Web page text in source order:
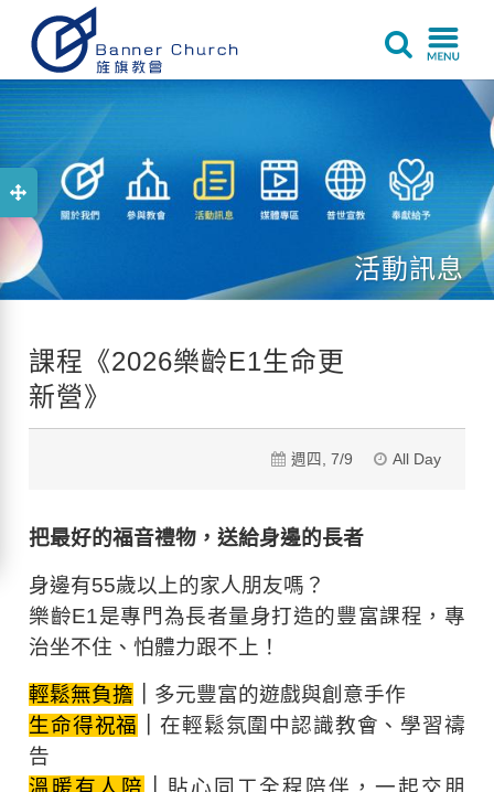
活動訊息
課程《2026樂齡E1生命更
新營》
週四, 7/9 All Day
把最好的福音禮物，送給身邊的長者
身邊有55歲以上的家人朋友嗎？
樂齡E1是專門為長者量身打造的豐富課程，專
治坐不住、怕體力跟不上！
輕鬆無負擔
多元豐富的遊戲與創意手作
生命得祝福
｜在輕鬆氛圍中認識教會、學習禱
告
溫暖有人陪
貼心同工全程陪伴，一起交朋